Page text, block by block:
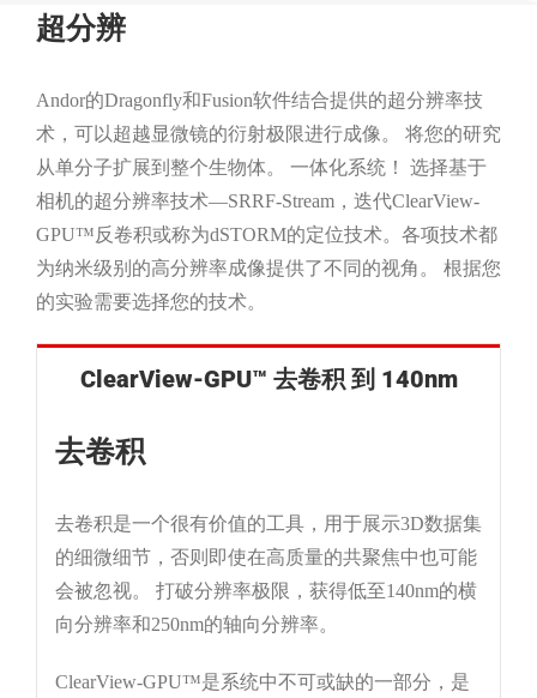
超分辨
Andor的Dragonfly和Fusion软件结合提供的超分辨率技
术，可以超越显微镜的衍射极限进行成像。 将您的研究
从单分子扩展到整个生物体。 一体化系统！ 选择基于
相机的超分辨率技术—SRRF-Stream，迭代ClearView-
GPU™反卷积或称为dSTORM的定位技术。各项技术都
为纳米级别的高分辨率成像提供了不同的视角。 根据您
的实验需要选择您的技术。
ClearView-GPU™ 去卷积 到 140nm
去卷积
去卷积是一个很有价值的工具，用于展示3D数据集
的细微细节，否则即使在高质量的共聚焦中也可能
会被忽视。 打破分辨率极限，获得低至140nm的横
向分辨率和250nm的轴向分辨率。
ClearView-GPU™是系统中不可或缺的一部分，是